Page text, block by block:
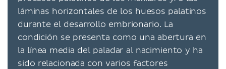
láminas horizontales de los huesos palatinos
durante el desarrollo embrionario. La
condición se presenta como una abertura en
la línea media del paladar al nacimiento y ha
sido relacionada con varios factores